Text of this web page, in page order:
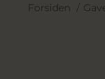
Forsiden /